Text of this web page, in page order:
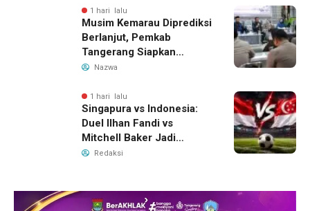
Pengelolaan Limbah
1 hari lalu
Musim Kemarau Diprediksi
Berlanjut, Pemkab
Tangerang Siapkan
Langkah Antisipasi Krisis
Nazwa
1 hari lalu
Singapura vs Indonesia:
Duel Ilhan Fandi vs
Mitchell Baker Jadi
Sorotan di Piala AFF 2026
Redaksi